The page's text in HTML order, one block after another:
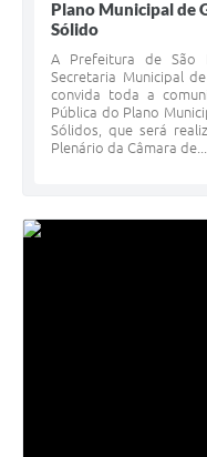
Plano Municipal de
Sólido
A Prefeitura de São
Secretaria Municipal
convida toda a
Pública do Plano
Sólidos, que será
Plenário da Câmara de...